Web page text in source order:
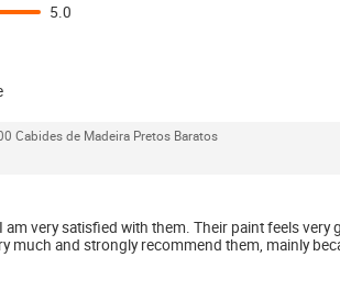
5.0
Cabides de Madeira Pretos Baratos
very satisfied with them. Their paint feels very
much and strongly recommend them, mainly